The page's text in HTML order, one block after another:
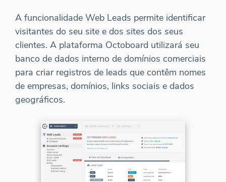
A funcionalidade Web Leads permite identificar
visitantes do seu site e dos sites dos seus
clientes. A plataforma Octoboard utilizará seu
banco de dados interno de domínios comerciais
para criar registros de leads que contêm nomes
de empresas, domínios, links sociais e dados
geográficos.